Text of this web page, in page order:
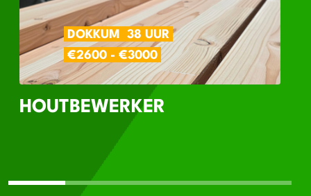
DOKKUM
38 UUR
€2600 - €3000
HOUTBEWERKER